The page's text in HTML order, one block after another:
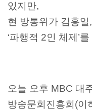
있지만,
현 방통위가 김홍일
‘파행적 2인 체제’
오늘 오후 MBC 대
방송문회진흥회(이